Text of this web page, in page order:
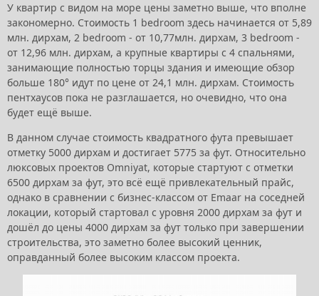
У квартир с видом на море цены заметно выше, что вполне
закономерно. Стоимость 1 bedroom здесь начинается от 5,89
млн. дирхам, 2 bedroom - от 10,77млн. дирхам, 3 bedroom -
от 12,96 млн. дирхам, а крупные квартиры с 4 спальнями,
занимающие полностью торцы здания и имеющие обзор
больше 180° идут по цене от 24,1 млн. дирхам. Стоимость
пентхаусов пока не разглашается, но очевидно, что она
будет ещё выше.
В данном случае стоимость квадратного фута превышает
отметку 5000 дирхам и достигает 5775 за фут. Относительно
люксовых проектов Omniyat, которые стартуют с отметки
6500 дирхам за фут, это всё ещё привлекательный прайс,
однако в сравнении с бизнес-классом от Emaar на соседней
локации, который стартовал с уровня 2000 дирхам за фут и
дошёл до цены 4000 дирхам за фут только при завершении
строительства, это заметно более высокий ценник,
оправданный более высоким классом проекта.